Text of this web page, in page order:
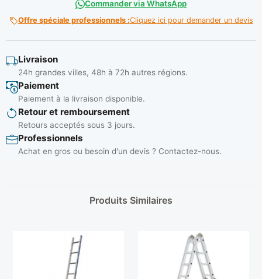
Commander via WhatsApp
Offre spéciale professionnels :Cliquez ici pour demander un devis
Livraison
24h grandes villes, 48h à 72h autres régions.
Paiement
Paiement à la livraison disponible.
Retour et remboursement
Retours acceptés sous 3 jours.
Professionnels
Achat en gros ou besoin d'un devis ? Contactez-nous.
Produits Similaires